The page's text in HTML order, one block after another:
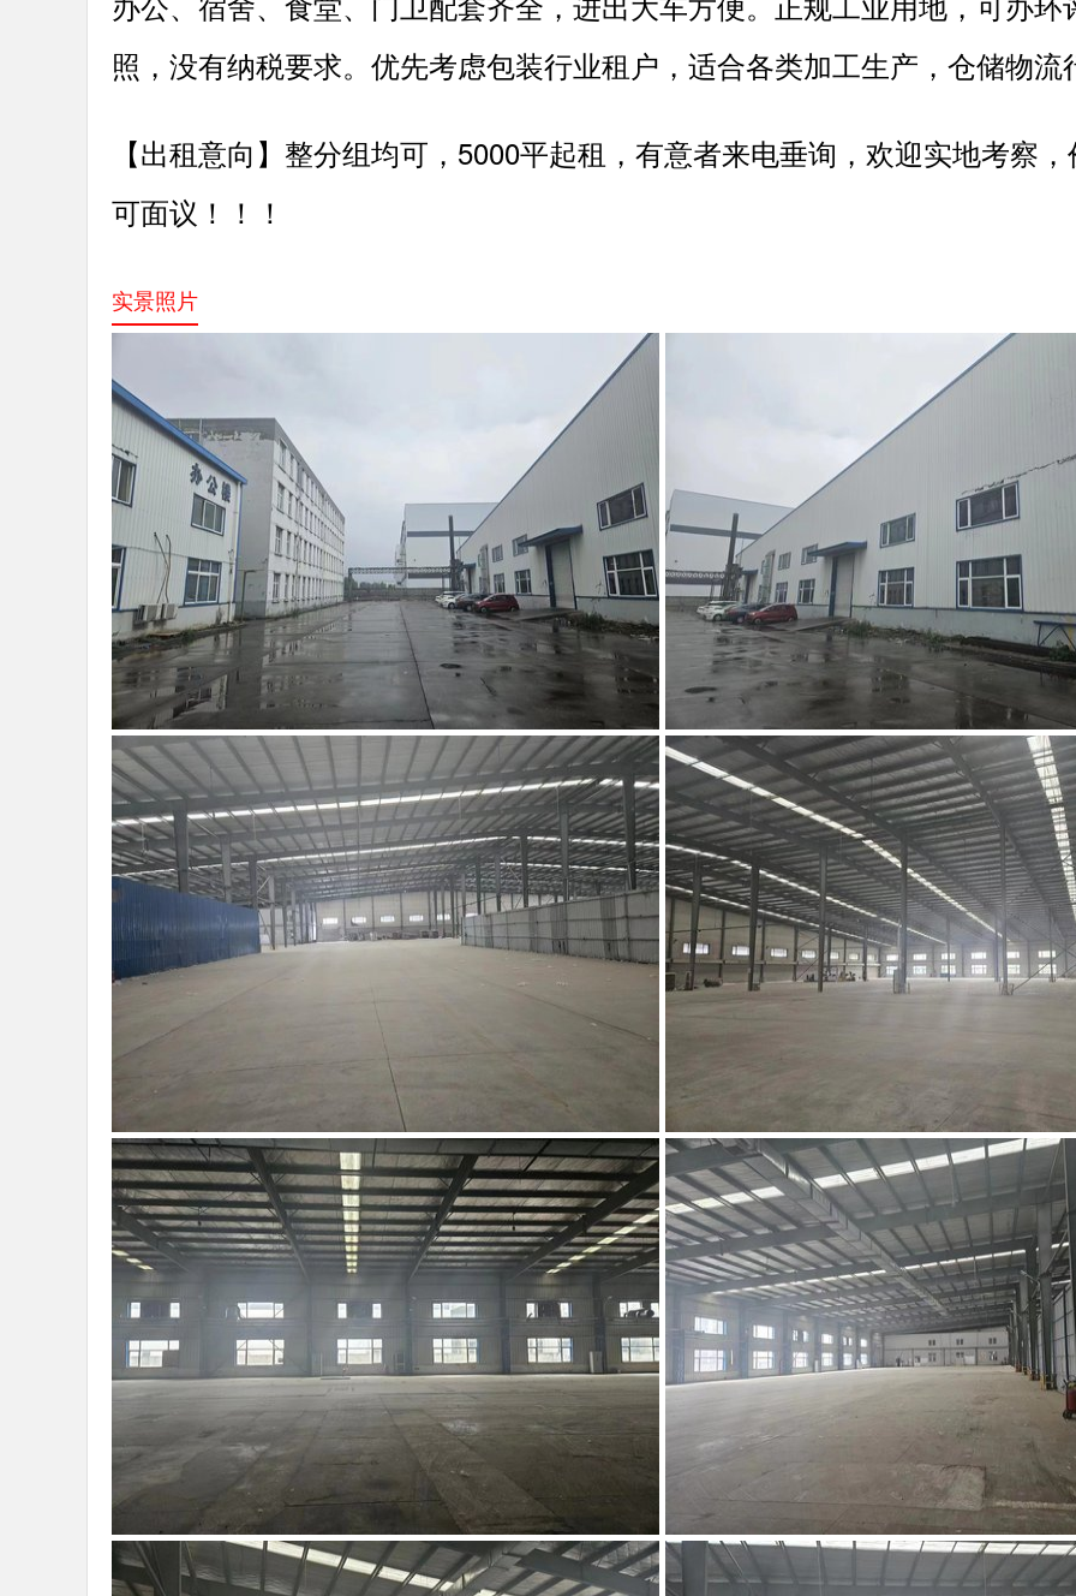
照，没有纳税要求。优先考虑包装行业租户，适合各类加工生产，仓储物流
【出租意向】 整分组均可，5000平起租，有意者来电垂询，欢迎实地考察
可面议！！！
实景照片